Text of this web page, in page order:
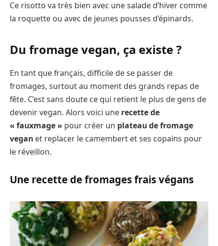
Ce risotto va très bien avec une salade d’hiver comme
la roquette ou avec de jeunes pousses d’épinards.
Du fromage vegan, ça existe ?
En tant que français, difficile de se passer de
fromages, surtout au moment des grands repas de
fête. C’est sans doute ce qui retient le plus de gens de
devenir vegan. Alors voici une recette de
« fauxmage » pour créer un plateau de fromage
vegan et replacer le camembert et ses copains pour
le réveillon.
Une recette de fromages frais végans